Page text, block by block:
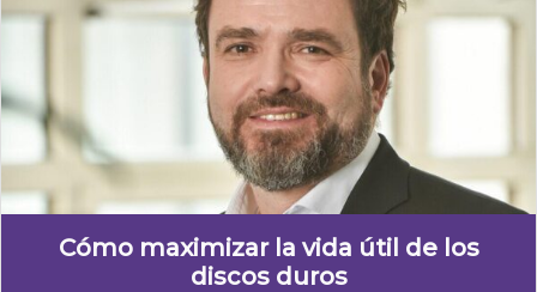
Cómo maximizar la vida útil de los
discos duros